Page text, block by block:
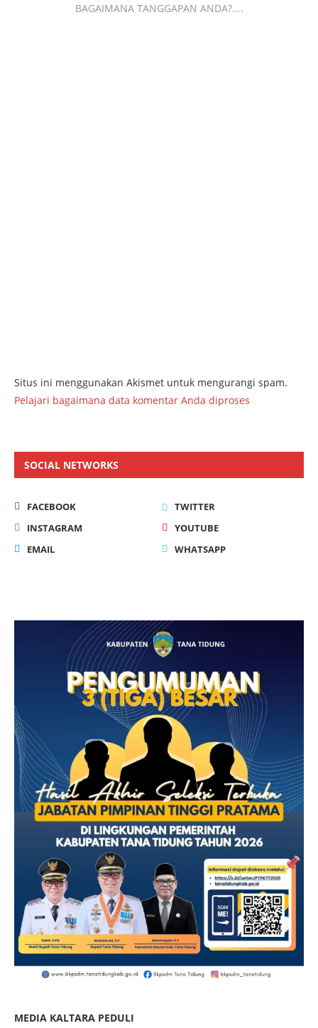
BAGAIMANA TANGGAPAN ANDA?....
Situs ini menggunakan Akismet untuk mengurangi spam.
Pelajari bagaimana data komentar Anda diproses
SOCIAL NETWORKS
FACEBOOK
TWITTER
INSTAGRAM
YOUTUBE
EMAIL
WHATSAPP
MEDIA KALTARA PEDULI